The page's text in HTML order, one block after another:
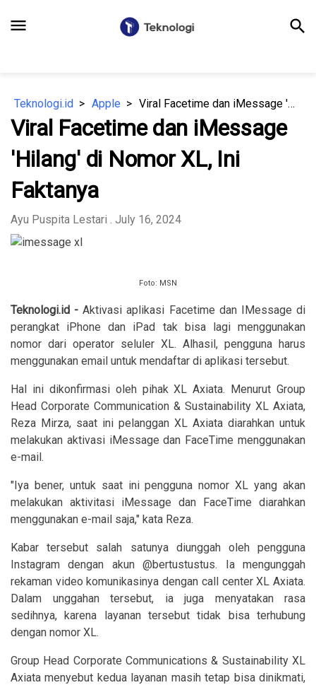
menu search
Teknologi.id Apple Viral Facetime dan iMessage 'Hilang' di Nomor XL, Ini Faktanya
Viral Facetime dan iMessage
'Hilang' di Nomor XL, Ini
Faktanya
Ayu Puspita Lestari . July 16, 2024
Foto: MSN
Teknologi.id -Aktivasi aplikasi Facetime dan IMessage di
perangkat iPhone dan iPad tak bisa lagi menggunakan
nomor dari operator seluler XL. Alhasil, pengguna harus
menggunakan email untuk mendaftar di aplikasi tersebut.
Hal ini dikonfirmasi oleh pihak XL Axiata. Menurut Group
Head Corporate Communication & Sustainability XL Axiata,
Reza Mirza, saat ini pelanggan XL Axiata diarahkan untuk
melakukan aktivasi iMessage dan FaceTime menggunakan
e-mail.
"Iya bener, untuk saat ini pengguna nomor XL yang akan
melakukan aktivitasi iMessage dan FaceTime diarahkan
menggunakan e-mail saja," kata Reza.
Kabar tersebut salah satunya diunggah oleh pengguna
Instagram dengan akun @bertustustus. Ia mengunggah
rekaman video komunikasinya dengan call center XL Axiata.
Dalam unggahan tersebut, ia juga menyatakan rasa
sedihnya, karena layanan tersebut tidak bisa terhubung
dengan nomor XL.
Group Head Corporate Communications & Sustainability XL
Axiata menyebut kedua layanan masih tetap bisa dinikmati,